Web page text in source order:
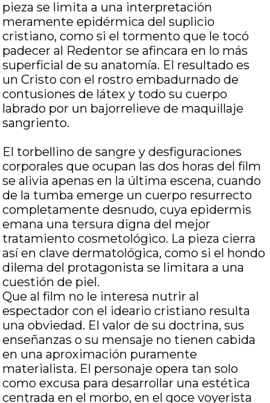
pieza se limita a una interpretación
meramente epidérmica del suplicio
cristiano, como si el tormento que le tocó
padecer al Redentor se afincara en lo más
superficial de su anatomía. El resultado es
un Cristo con el rostro embadurnado de
contusiones de látex y todo su cuerpo
labrado por un bajorrelieve de maquillaje
sangriento.
El torbellino de sangre y desfiguraciones
corporales que ocupan las dos horas del film
se alivia apenas en la última escena, cuando
de la tumba emerge un cuerpo resurrecto
completamente desnudo, cuya epidermis
emana una tersura digna del mejor
tratamiento cosmetológico. La pieza cierra
así en clave dermatológica, como si el hondo
dilema del protagonista se limitara a una
cuestión de piel.
Que al film no le interesa nutrir al
espectador con el ideario cristiano resulta
una obviedad. El valor de su doctrina, sus
enseñanzas o su mensaje no tienen cabida
en una aproximación puramente
materialista. El personaje opera tan solo
como excusa para desarrollar una estética
centrada en el morbo, en el goce voyerista